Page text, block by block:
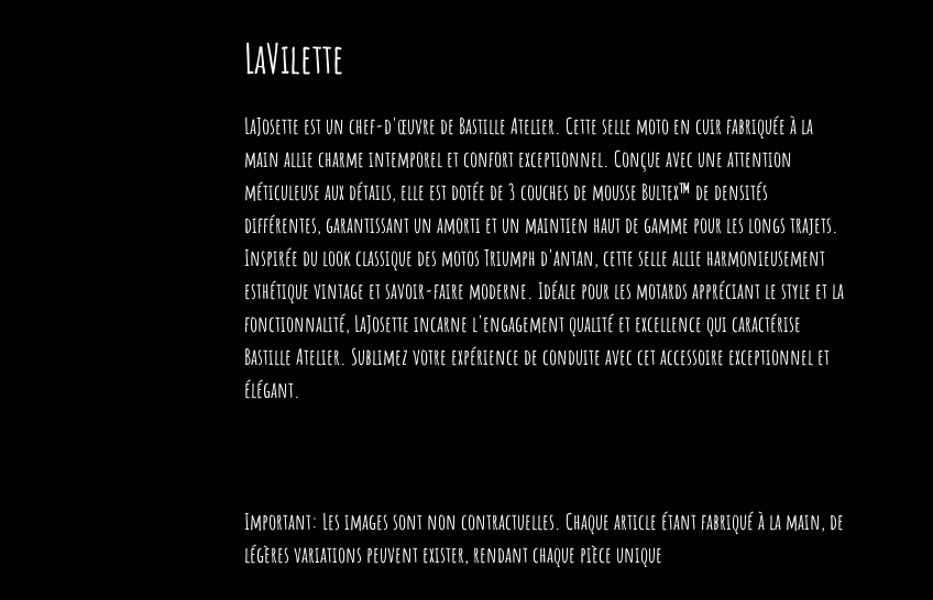
LaVilette
LaJosette est un chef-d'œuvre de Bastille Atelier. Cette selle moto en cuir fabriquée à la
main allie charme intemporel et confort exceptionnel. Conçue avec une attention
méticuleuse aux détails, elle est dotée de 3 couches de mousse Bultex™ de densités
différentes, garantissant un amorti et un maintien haut de gamme pour les longs trajets.
Inspirée du look classique des motos Triumph d'antan, cette selle allie harmonieusement
esthétique vintage et savoir-faire moderne. Idéale pour les motards appréciant le style et la
fonctionnalité, LaJosette incarne l'engagement qualité et excellence qui caractérise
Bastille Atelier. Sublimez votre expérience de conduite avec cet accessoire exceptionnel et
élégant.
Important: Les images sont non contractuelles. Chaque article étant fabriqué à la main, de
légères variations peuvent exister, rendant chaque pièce unique